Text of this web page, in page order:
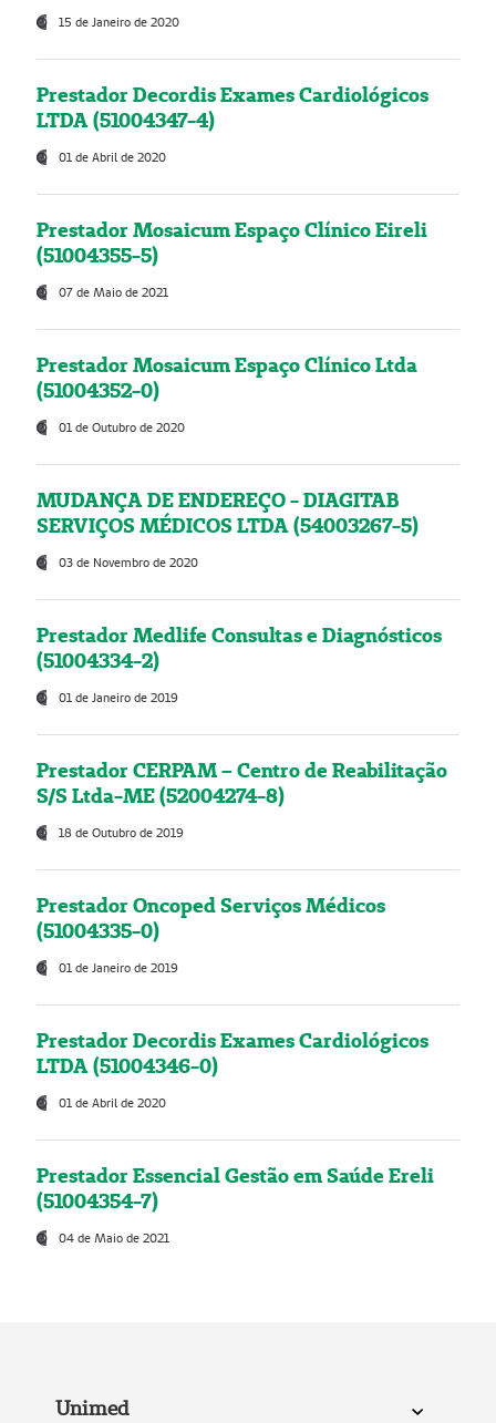
15 de Janeiro de 2020
Prestador Decordis Exames Cardiológicos
LTDA (51004347-4)
01 de Abril de 2020
Prestador Mosaicum Espaço Clínico Eireli
(51004355-5)
07 de Maio de 2021
Prestador Mosaicum Espaço Clínico Ltda
(51004352-0)
01 de Outubro de 2020
MUDANÇA DE ENDEREÇO - DIAGITAB
SERVIÇOS MÉDICOS LTDA (54003267-5)
03 de Novembro de 2020
Prestador Medlife Consultas e Diagnósticos
(51004334-2)
01 de Janeiro de 2019
Prestador CERPAM – Centro de Reabilitação
S/S Ltda-ME (52004274-8)
18 de Outubro de 2019
Prestador Oncoped Serviços Médicos
(51004335-0)
01 de Janeiro de 2019
Prestador Decordis Exames Cardiológicos
LTDA (51004346-0)
01 de Abril de 2020
Prestador Essencial Gestão em Saúde Ereli
(51004354-7)
04 de Maio de 2021
Unimed